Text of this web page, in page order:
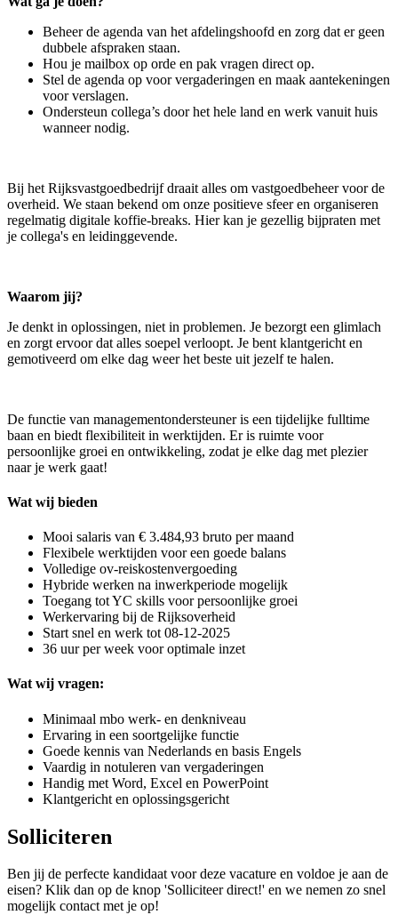
Beheer de agenda van het afdelingshoofd en zorg dat er geen
dubbele afspraken staan.
Hou je mailbox op orde en pak vragen direct op.
Stel de agenda op voor vergaderingen en maak aantekeningen
voor verslagen.
Ondersteun collega’s door het hele land en werk vanuit huis
wanneer nodig.
Bij het Rijksvastgoedbedrijf draait alles om vastgoedbeheer voor de
overheid. We staan bekend om onze positieve sfeer en organiseren
regelmatig digitale koffie-breaks. Hier kan je gezellig bijpraten met
je collega's en leidinggevende.
Waarom jij?
Je denkt in oplossingen, niet in problemen. Je bezorgt een glimlach
en zorgt ervoor dat alles soepel verloopt. Je bent klantgericht en
gemotiveerd om elke dag weer het beste uit jezelf te halen.
De functie van managementondersteuner is een tijdelijke fulltime
baan en biedt flexibiliteit in werktijden. Er is ruimte voor
persoonlijke groei en ontwikkeling, zodat je elke dag met plezier
naar je werk gaat!
Wat wij bieden
Mooi salaris van € 3.484,93 bruto per maand
Flexibele werktijden voor een goede balans
Volledige ov-reiskostenvergoeding
Hybride werken na inwerkperiode mogelijk
Toegang tot YC skills voor persoonlijke groei
Werkervaring bij de Rijksoverheid
Start snel en werk tot 08-12-2025
36 uur per week voor optimale inzet
Wat wij vragen:
Minimaal mbo werk- en denkniveau
Ervaring in een soortgelijke functie
Goede kennis van Nederlands en basis Engels
Vaardig in notuleren van vergaderingen
Handig met Word, Excel en PowerPoint
Klantgericht en oplossingsgericht
Solliciteren
Ben jij de perfecte kandidaat voor deze vacature en voldoe je aan de
eisen? Klik dan op de knop 'Solliciteer direct!' en we nemen zo snel
mogelijk contact met je op!